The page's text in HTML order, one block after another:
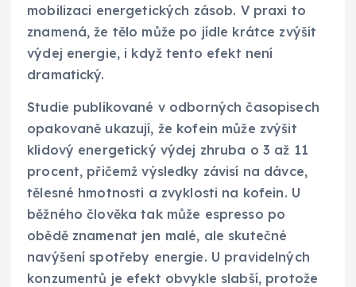
mobilizaci energetických zásob. V praxi to
znamená, že tělo může po jídle krátce zvýšit
výdej energie, i když tento efekt není
dramatický.
Studie publikované v odborných časopisech
opakovaně ukazují, že kofein může zvýšit
klidový energetický výdej zhruba o 3 až 11
procent, přičemž výsledky závisí na dávce,
tělesné hmotnosti a zvyklosti na kofein. U
běžného člověka tak může espresso po
obědě znamenat jen malé, ale skutečné
navýšení spotřeby energie. U pravidelných
konzumentů je efekt obvykle slabší, protože